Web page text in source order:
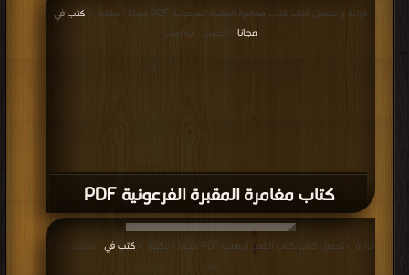
كتاب مغامرة المقبرة الفرعونية PDF
قراءة و تحميل كتاب كتاب مغامرة المقبرة الفرعونية PDF مجانا | مكتبة >
كتب في
مجانا | التحميل : مرة/مرات
قراءة و تحميل كتاب كتاب القصر الرهيب PDF مجانا | مكتبة > كتب في
| التحميل : مرة/
مرات